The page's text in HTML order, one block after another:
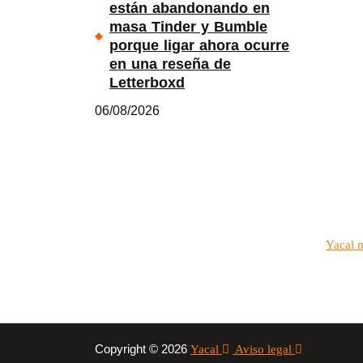
están abandonando en
masa Tinder y Bumble
porque ligar ahora ocurre
en una reseña de
Letterboxd
06/08/2026
Yacal
Copyright © 2026 Yacal Aviso legal